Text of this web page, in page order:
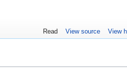
Read View source View